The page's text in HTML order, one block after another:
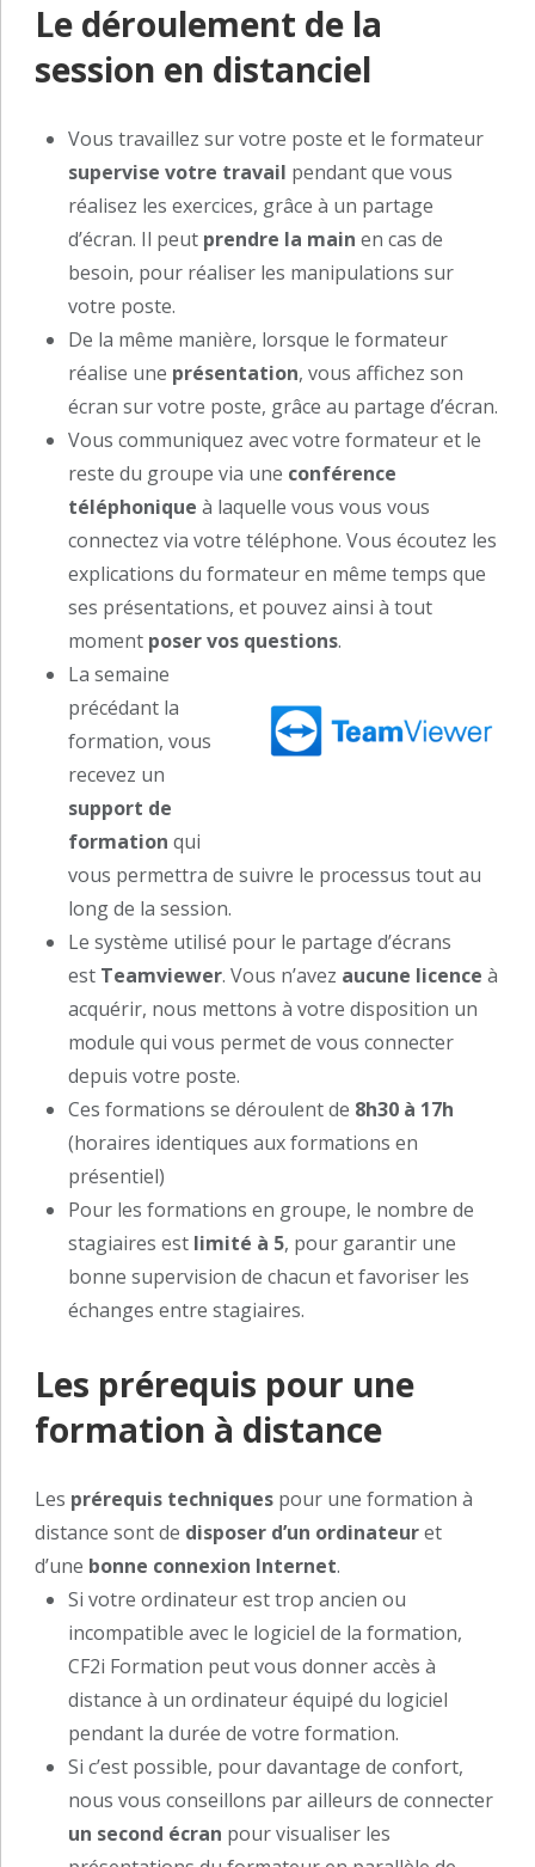
Le déroulement de la
session en distanciel
Vous travaillez sur votre poste et le formateur
supervise votre travail pendant que vous
réalisez les exercices, grâce à un partage
d’écran. Il peut prendre la main en cas de
besoin, pour réaliser les manipulations sur
votre poste.
De la même manière, lorsque le formateur
réalise une présentation, vous affichez son
écran sur votre poste, grâce au partage d’écran.
Vous communiquez avec votre formateur et le
reste du groupe via une conférence
téléphonique à laquelle vous vous vous
connectez via votre téléphone. Vous écoutez les
explications du formateur en même temps que
ses présentations, et pouvez ainsi à tout
moment poser vos questions.
La semaine
précédant la
formation, vous
recevez un
support de
formation qui
vous permettra de suivre le processus tout au
long de la session.
Le système utilisé pour le partage d’écrans
est Teamviewer. Vous n’avez aucune licence à
acquérir, nous mettons à votre disposition un
module qui vous permet de vous connecter
depuis votre poste.
Ces formations se déroulent de 8h30 à 17h
(horaires identiques aux formations en
présentiel)
Pour les formations en groupe, le nombre de
stagiaires est limité à 5, pour garantir une
bonne supervision de chacun et favoriser les
échanges entre stagiaires.
Les prérequis pour une
formation à distance
Les prérequis techniquespour une formation à
distance sont de disposer d’un ordinateuret
d’une bonne connexion Internet.
Si votre ordinateur est trop ancien ou
incompatible avec le logiciel de la formation,
CF2i Formation peut vous donner accès à
distance à un ordinateur équipé du logiciel
pendant la durée de votre formation.
Si c’est possible, pour davantage de confort,
nous vous conseillons par ailleurs de connecter
un second écran pour visualiser les